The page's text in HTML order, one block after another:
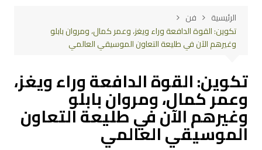
الرئيسية
فن
تكوين: القوة الدافعة وراء ويغز، وعمر كمال، ومروان بابلو
وغيرهم الآن في طليعة التعاون الموسيقي العالمي
تكوين: القوة الدافعة وراء ويغز،
وعمر كمال، ومروان بابلو
وغيرهم الآن في طليعة التعاون
الموسيقي العالمي